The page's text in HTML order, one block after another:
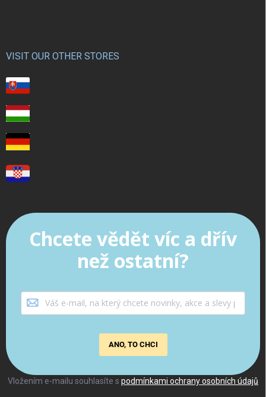
Vložením e-mailu souhlasíte s podmínkami ochrany osobních údajů
Chcete vědět víc a dřív
než ostatní?
ANO, TO CHCI
VISIT OUR OTHER STORES